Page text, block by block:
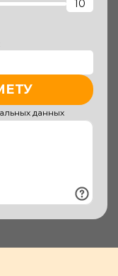
данных